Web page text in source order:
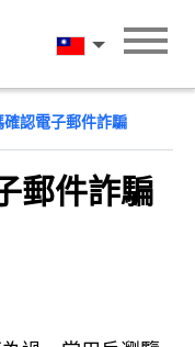
漢語
確認電子郵件詐騙
郵件詐騙